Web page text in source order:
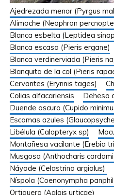
Ajedrezada menor (Pyrgus
Alimoche (Neophron
Blanca esbelta (Leptidea
Blanca escasa (Pieris ergane)
Blanca verdinerviada (Pieris
Blanquita de la col (Pieris
Cervantes (Erynnis tages)
Colias alfacariensis
Dehesa
Duende oscuro (Cupido
Escamas azules
Libélula (Calopteryx sp)
Montañesa vacilante (Erebia
Musgosa (Anthocharis
Náyade (Celastrina argiolus)
Níspola (Coenonympha
Ortiguera (Aglais urticae)